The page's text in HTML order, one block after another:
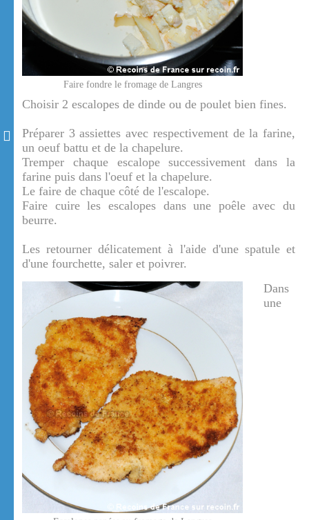
Faire fondre le fromage de Langres
Choisir 2 escalopes de dinde ou de poulet bien fines.
Préparer 3 assiettes avec respectivement de la farine,
un oeuf battu et de la chapelure.
Tremper chaque escalope successivement dans la
farine puis dans l'oeuf et la chapelure.
Le faire de chaque côté de l'escalope.
Faire cuire les escalopes dans une poêle avec du
beurre.
Les retourner délicatement à l'aide d'une spatule et
d'une fourchette, saler et poivrer.
Dans
une